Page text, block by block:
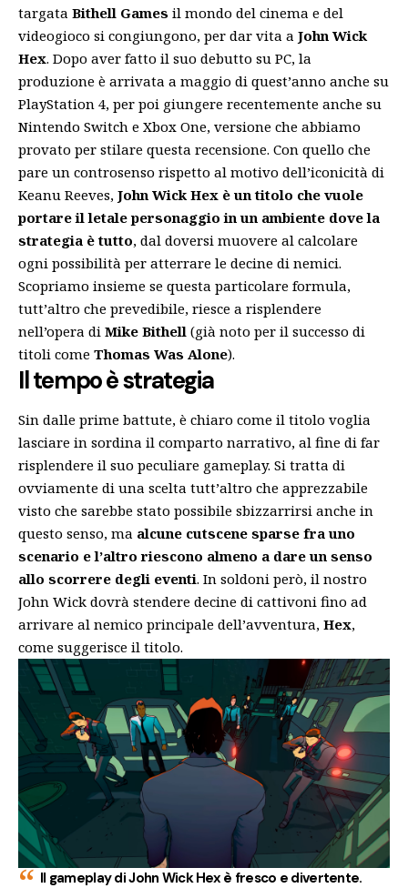
targata Bithell Games il mondo del cinema e del
videogioco si congiungono, per dar vita a John Wick
Hex. Dopo aver fatto il suo debutto su PC, la
produzione è arrivata a maggio di quest’anno anche su
PlayStation 4, per poi giungere recentemente anche su
Nintendo Switch e Xbox One, versione che abbiamo
provato per stilare questa recensione. Con quello che
pare un controsenso rispetto al motivo dell’iconicità di
Keanu Reeves, John Wick Hex è un titolo che vuole
portare il letale personaggio in un ambiente dove la
strategia è tutto, dal doversi muovere al calcolare
ogni possibilità per atterrare le decine di nemici.
Scopriamo insieme se questa particolare formula,
tutt’altro che prevedibile, riesce a risplendere
nell’opera di Mike Bithell (già noto per il successo di
titoli come Thomas Was Alone).
Il tempo è strategia
Sin dalle prime battute, è chiaro come il titolo voglia
lasciare in sordina il comparto narrativo, al fine di far
risplendere il suo peculiare gameplay. Si tratta di
ovviamente di una scelta tutt’altro che apprezzabile
visto che sarebbe stato possibile sbizzarrirsi anche in
questo senso, ma alcune cutscene sparse fra uno
scenario e l’altro riescono almeno a dare un senso
allo scorrere degli eventi. In soldoni però, il nostro
John Wick dovrà stendere decine di cattivoni fino ad
arrivare al nemico principale dell’avventura, Hex,
come suggerisce il titolo.
Il gameplay di John Wick Hex è fresco e divertente.